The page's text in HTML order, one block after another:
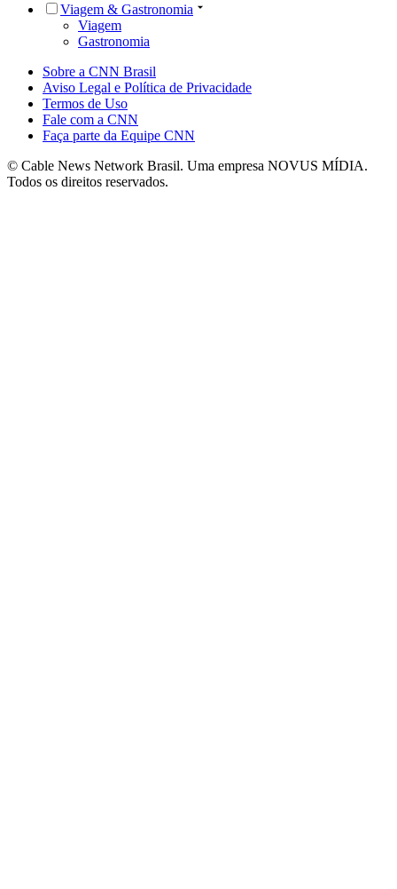
Viagem & Gastronomia
Viagem
Gastronomia
Sobre a CNN Brasil
Aviso Legal e Política de Privacidade
Termos de Uso
Fale com a CNN
Faça parte da Equipe CNN
© Cable News Network Brasil. Uma empresa NOVUS MÍDIA.
Todos os direitos reservados.